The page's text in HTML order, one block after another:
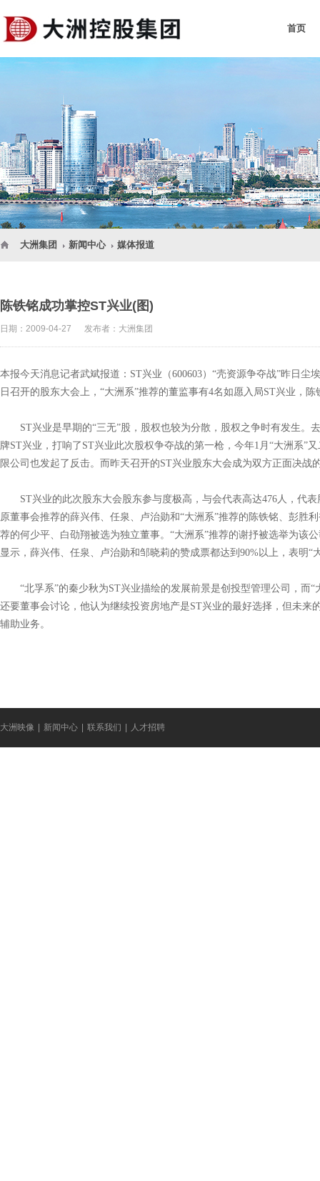
首页
大洲集团 新闻中心 媒体报道
陈铁铭成功掌控ST兴业(图)
日期：2009-04-27 发布者：大洲集团
本报今天消息记者武斌报道：ST兴业（600603）“壳资源争夺战”昨日
日召开的股东大会上，“大洲系”推荐的董监事有4名如愿入局ST兴业，
ST兴业是早期的“三无”股，股权也较为分散，股权之争时有发生。
牌ST兴业，打响了ST兴业此次股权争夺战的第一枪，今年1月“大洲系”
限公司也发起了反击。而昨天召开的ST兴业股东大会成为双方正面决战
ST兴业的此次股东大会股东参与度极高，与会代表高达476人，代表
原董事会推荐的薛兴伟、任泉、卢治勋和“大洲系”推荐的陈铁铭、彭胜
荐的何少平、白劭翔被选为独立董事。“大洲系”推荐的谢抒被选举为该
显示，薛兴伟、任泉、卢治勋和邹晓莉的赞成票都达到90%以上，表明“
“北孚系”的秦少秋为ST兴业描绘的发展前景是创投型管理公司，而“
还要董事会讨论，他认为继续投资房地产是ST兴业的最好选择，但未
辅助业务。
大洲映像 新闻中心 联系我们 人才招聘